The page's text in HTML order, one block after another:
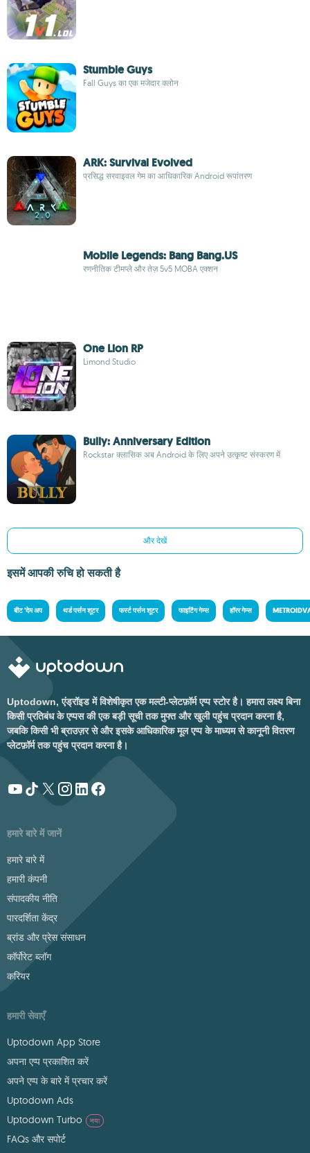
Stumble Guys
Fall Guys का एक मजेदार क्लोन
ARK: Survival Evolved
प्रसिद्ध सरवाइवल गेम का आधिकारिक Android रूपांतरण
Mobile Legends: Bang Bang.US
रणनीतिक टीमप्ले और तेज़ 5v5 MOBA एक्शन
One Lion RP
Limond Studio
Bully: Anniversary Edition
Rockstar क्लासिक अब Android के लिए अपने उत्कृष्ट संस्करण में
और देखें
इसमें आपकी रुचि हो सकती है
बीट 'देम अप थर्ड पर्सन शूटर फर्स्ट पर्सन शूटर फाइटिंग गेम्स हॉरर गेम्स
Uptodown, एंड्रॉइड में विशेषीकृत एक मल्टी-प्लेटफ़ॉर्म एप्प स्टोर है। हमारा लक्ष्य बिना
किसी प्रतिबंध के एप्पस की एक बड़ी सूची तक मुफ्त और खुली पहुंच प्रदान करना है,
जबकि किसी भी ब्राउज़र से और इसके आधिकारिक मूल एप्प के माध्यम से कानूनी वितरण
प्लेटफ़ॉर्म तक पहुंच प्रदान करना है।
हमारे बारे में जानें
हमारे बारे में
हमारी कंपनी
संपादकीय नीति
पारदर्शिता केंद्र
ब्रांड और प्रेस संसाधन
कॉर्पोरेट ब्लॉग
करियर
हमारी सेवाएँ
Uptodown App Store
अपना एप्प प्रकाशित करें
अपने एप्प के बारे में प्रचार करें
Uptodown Ads
Uptodown Turbo
नया
FAQs और सपोर्ट